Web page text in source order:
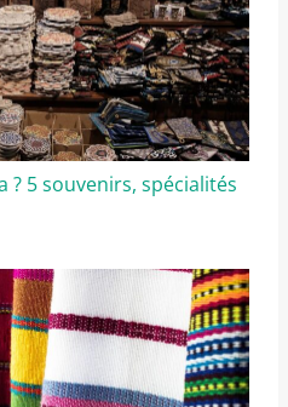
? 5 souvenirs, spécialités